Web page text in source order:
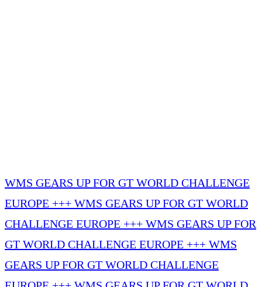
WMS GEARS UP FOR GT WORLD CHALLENGE
EUROPE +++ WMS GEARS UP FOR GT WORLD
CHALLENGE EUROPE +++ WMS GEARS UP FOR
GT WORLD CHALLENGE EUROPE +++ WMS
GEARS UP FOR GT WORLD CHALLENGE